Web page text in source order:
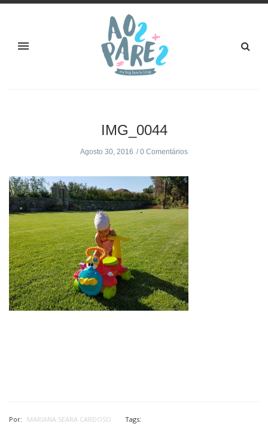
IMG_0044
Agosto 30, 2016 0 Comentários
Por: MARIANA SEARA CARDOSO Tags: